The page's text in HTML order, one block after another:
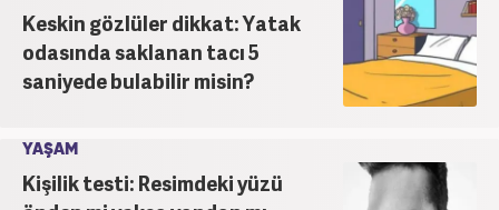
Keskin gözlüler dikkat: Yatak
odasında saklanan tacı 5
saniyede bulabilir misin?
YAŞAM
Kişilik testi: Resimdeki yüzü